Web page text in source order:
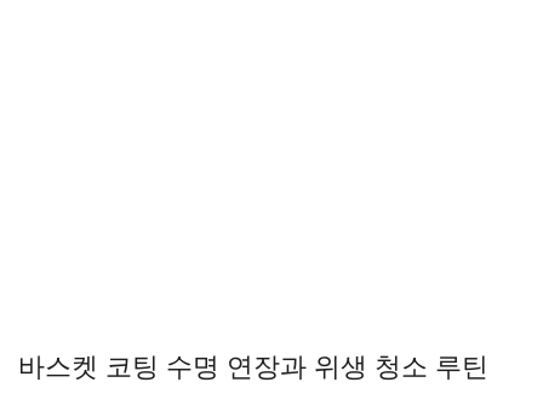
바스켓 코팅 수명 연장과 위생 청소 루틴